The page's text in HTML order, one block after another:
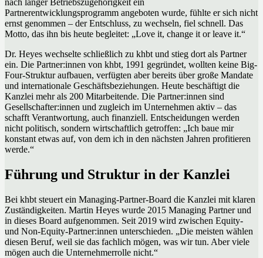
Partnerentwicklungsprogramm angeboten wurde, fühlte er sich nicht
ernst genommen – der Entschluss, zu wechseln, fiel schnell. Das
Motto, das ihn bis heute begleitet: „Love it, change it or leave it.“
Dr. Heyes wechselte schließlich zu khbt und stieg dort als Partner
ein. Die Partner:innen von khbt, 1991 gegründet, wollten keine Big-
Four-Struktur aufbauen, verfügten aber bereits über große Mandate
und internationale Geschäftsbeziehungen. Heute beschäftigt die
Kanzlei mehr als 200 Mitarbeitende. Die Partner:innen sind
Gesellschafter:innen und zugleich im Unternehmen aktiv – das
schafft Verantwortung, auch finanziell. Entscheidungen werden
nicht politisch, sondern wirtschaftlich getroffen: „Ich baue mir
konstant etwas auf, von dem ich in den nächsten Jahren profitieren
werde.“
Führung und Struktur in der Kanzlei
Bei khbt steuert ein Managing-Partner-Board die Kanzlei mit klaren
Zuständigkeiten. Martin Heyes wurde 2015 Managing Partner und
in dieses Board aufgenommen. Seit 2019 wird zwischen Equity-
und Non-Equity-Partner:innen unterschieden. „Die meisten wählen
diesen Beruf, weil sie das fachlich mögen, was wir tun. Aber viele
mögen auch die Unternehmerrolle nicht.“